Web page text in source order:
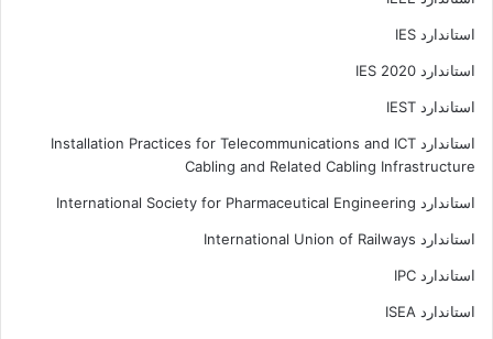
استاندارد IES
استاندارد IES 2020
استاندارد IEST
استاندارد Installation Practices for Telecommunications and ICT
Cabling and Related Cabling Infrastructure
استاندارد International Society for Pharmaceutical Engineering
استاندارد International Union of Railways
استاندارد IPC
استاندارد ISEA